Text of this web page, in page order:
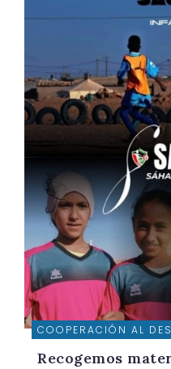
COOPERACIÓN AL
Recogemos